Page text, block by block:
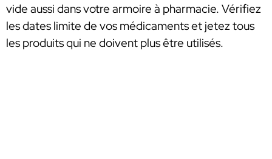
vide aussi dans votre armoire à pharmacie. Vérifiez
les dates limite de vos médicaments et jetez tous
les produits qui ne doivent plus être utilisés.